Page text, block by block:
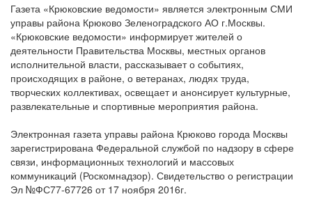
Газета «Крюковские ведомости» является электронным СМИ
управы района Крюково Зеленоградского АО г.Москвы.
«Крюковские ведомости» информирует жителей о
деятельности Правительства Москвы, местных органов
исполнительной власти, рассказывает о событиях,
происходящих в районе, о ветеранах, людях труда,
творческих коллективах, освещает и анонсирует культурные,
развлекательные и спортивные мероприятия района.
Электронная газета управы района Крюково города Москвы
зарегистрирована Федеральной службой по надзору в сфере
связи, информационных технологий и массовых
коммуникаций (Роскомнадзор). Свидетельство о регистрации
Эл №ФС77-67726 от 17 ноября 2016г.